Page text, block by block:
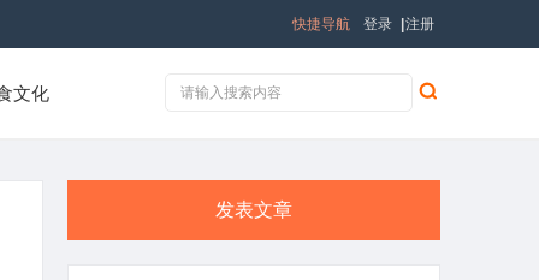
登录 注册
快捷导航
文化
发表文章